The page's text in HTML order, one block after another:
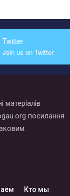
Twitter
Join us on Twitter
матеріалів
посилання
Кто мы